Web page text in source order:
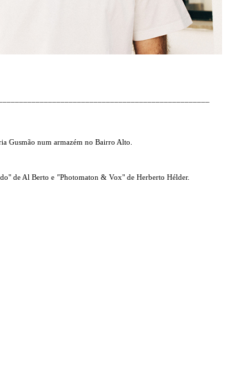
Gusmão num armazém no Bairro Alto.
de Al Berto e "Photomaton & Vox" de Herberto Hélder.